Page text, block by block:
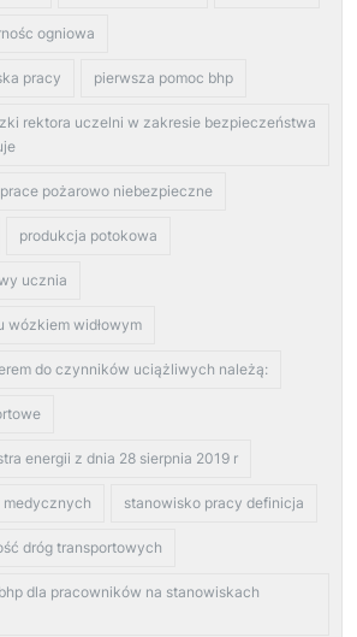
ogniowa
pracy pierwsza pomoc bhp
rektora uczelni w zakresie bezpieczeństwa
prace pożarowo niebezpieczne
produkcja potokowa
ucznia
wózkiem widłowym
do czynników uciążliwych należą:
energii z dnia 28 sierpnia 2019 r
medycznych stanowisko pracy definicja
dróg transportowych
dla pracowników na stanowiskach